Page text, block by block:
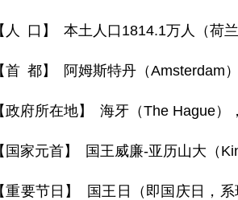
【人 口】 本土人口1814.1万人（荷
【首 都】 阿姆斯特丹（Amsterdam
【政府所在地】 海牙（The Hague）
【国家元首】 国王威廉-亚历山大（
【重要节日】 国王日（即国庆日，